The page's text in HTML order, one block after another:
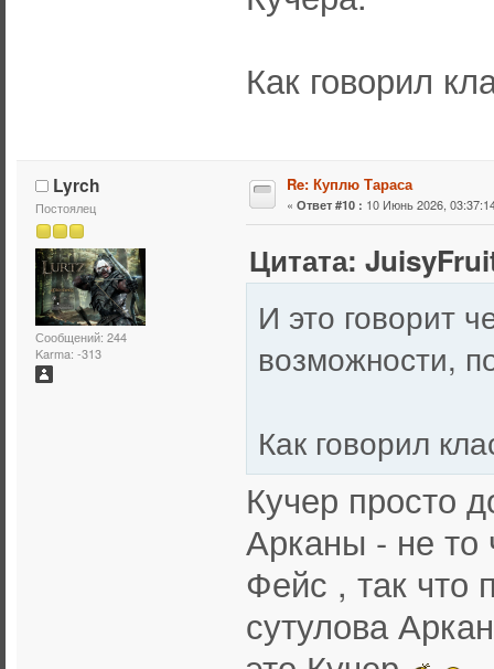
Как говорил
Lyrch
Постоялец
Сообщений: 244
Karma: -313
Re: Куплю Тараса
« Ответ #10 : 10 Июнь 2026,
Цитата:
И это говорит
возможности,
Как говорил
Кучер просто
Арканы - не то
Фейс , так что
сутулова